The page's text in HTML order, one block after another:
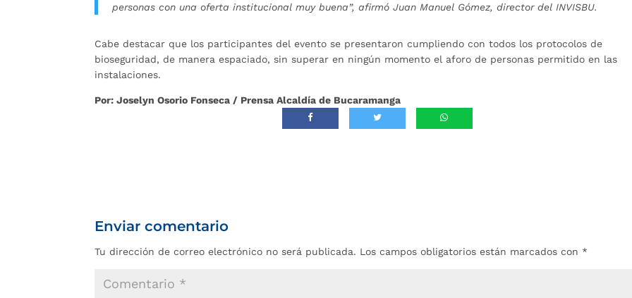
personas con una oferta institucional muy buena”, afirmó Juan Manuel Gómez, director del INVISBU.
Cabe destacar que los participantes del evento se presentaron cumpliendo con todos los protocolos de
bioseguridad, de manera espaciado, sin superar en ningún momento el aforo de personas permitido en las
instalaciones.
Por: Joselyn Osorio Fonseca / Prensa Alcaldía de Bucaramanga
Enviar comentario
Tu dirección de correo electrónico no será publicada. Los campos obligatorios están marcados con *